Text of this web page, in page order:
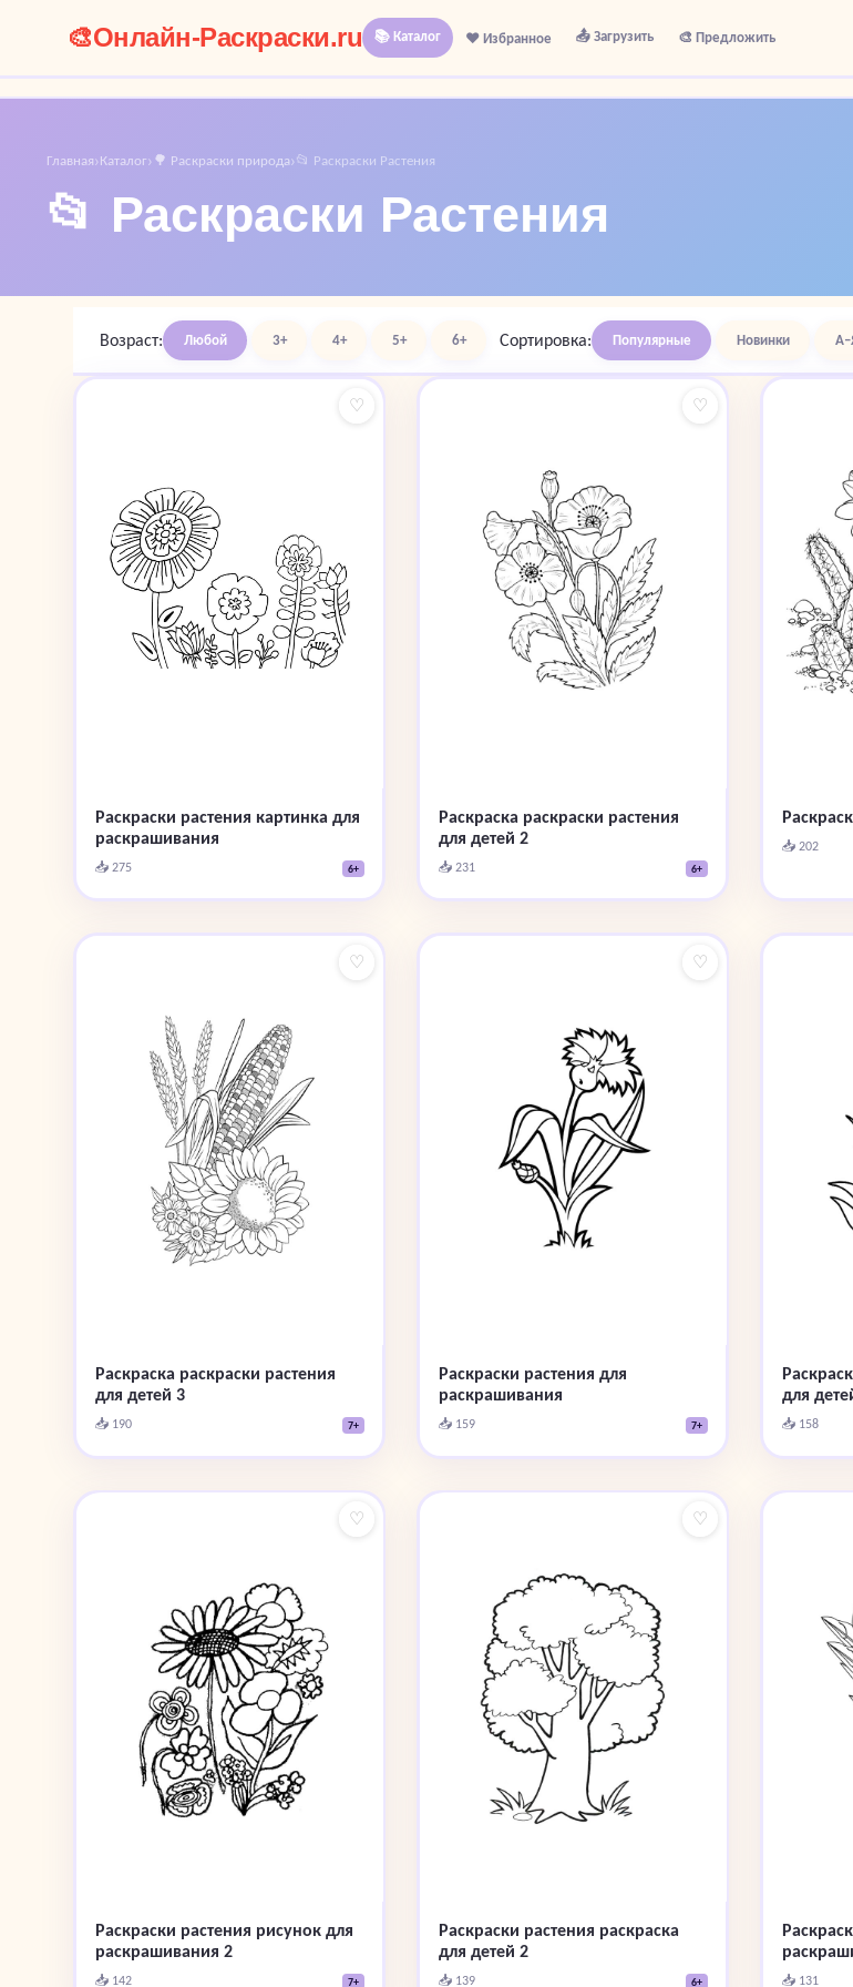
🎨Онлайн-Раскраски.ru 📚 Каталог ❤️ Избранное 📤 Загрузить 🎨 Предложить
Главная›Каталог›🌳 Раскраски природа›📂 Раскраски Растения
📂 Раскраски Растения
Возраст: Любой 3+ 4+ 5+ 6+ Сортировка: Популярные Новинки
♡
Раскраски растения картинка для
раскрашивания
📥 275 6+
♡
Раскраска раскраски растения
для детей 2
📥 231 6+
📥 202
♡
Раскраска раскраски растения
для детей 3
📥 190 7+
♡
Раскраски растения для
раскрашивания
📥 159 7+
для
📥 158
♡
Раскраски растения рисунок для
раскрашивания 2
📥 142 7+
♡
Раскраски растения раскраска
для детей 2
📥 139 6+ 📥 131